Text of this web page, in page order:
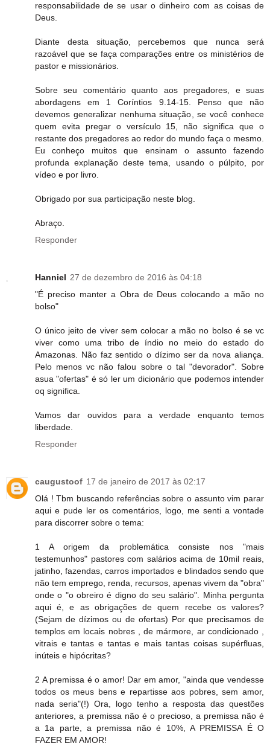
responsabilidade de se usar o dinheiro com as coisas de
Deus.
Diante desta situação, percebemos que nunca será
razoável que se faça comparações entre os ministérios de
pastor e missionários.
Sobre seu comentário quanto aos pregadores, e suas
abordagens em 1 Coríntios 9.14-15. Penso que não
devemos generalizar nenhuma situação, se você conhece
quem evita pregar o versículo 15, não significa que o
restante dos pregadores ao redor do mundo faça o mesmo.
Eu conheço muitos que ensinam o assunto fazendo
profunda explanação deste tema, usando o púlpito, por
vídeo e por livro.
Obrigado por sua participação neste blog.
Abraço.
Responder
Hanniel 27 de dezembro de 2016 às 04:18
"É preciso manter a Obra de Deus colocando a mão no
bolso"
O único jeito de viver sem colocar a mão no bolso é se vc
viver como uma tribo de índio no meio do estado do
Amazonas. Não faz sentido o dízimo ser da nova aliança.
Pelo menos vc não falou sobre o tal "devorador". Sobre
asua "ofertas" é só ler um dicionário que podemos intender
oq significa.
Vamos dar ouvidos para a verdade enquanto temos
liberdade.
Responder
caugustoof 17 de janeiro de 2017 às 02:17
Olá ! Tbm buscando referências sobre o assunto vim parar
aqui e pude ler os comentários, logo, me senti a vontade
para discorrer sobre o tema:
1 A origem da problemática consiste nos "mais
testemunhos" pastores com salários acima de 10mil reais,
jatinho, fazendas, carros importados e blindados sendo que
não tem emprego, renda, recursos, apenas vivem da "obra"
onde o "o obreiro é digno do seu salário". Minha pergunta
aqui é, e as obrigações de quem recebe os valores?
(Sejam de dízimos ou de ofertas) Por que precisamos de
templos em locais nobres , de mármore, ar condicionado ,
vitrais e tantas e tantas e mais tantas coisas supérfluas,
inúteis e hipócritas?
2 A premissa é o amor! Dar em amor, "ainda que vendesse
todos os meus bens e repartisse aos pobres, sem amor,
nada seria"(!) Ora, logo tenho a resposta das questões
anteriores, a premissa não é o precioso, a premissa não é
a 1a parte, a premissa não é 10%, A PREMISSA É O
FAZER EM AMOR!